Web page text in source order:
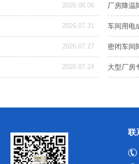
2026.08.06 厂房降温
2026.07.31 车间用电
2026.07.27 密闭车间
2026.07.24 大型厂房
联